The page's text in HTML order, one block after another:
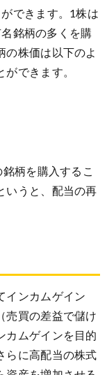
できます。1株は
銘柄の多くを購
の株価は以下のよ
できます。
柄を購入するこ
いうと、配当の再
インカムゲイン
売買の差益で儲け
カムゲインを目的
らに高配当の株式